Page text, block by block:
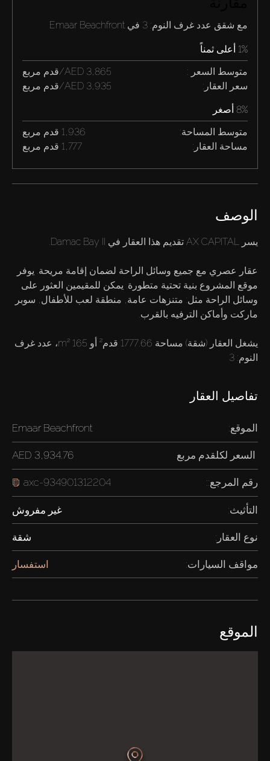
مع شقق عدد غرف النوم: 3 في Emaar Beachfront
1% أعلى ثمناً
متوسط السعر :
3,865 AED/قدم مربع
سعر العقار:
3,935 AED/قدم مربع
8% أصغر
متوسط المساحة:
1,936 قدم مربع
مساحة العقار:
1,777 قدم مربع
الوصف
عقار عصري مع جميع وسائل الراحة لضمان إقامة مريحة. يوفر
موقع المشروع بنية تحتية متطورة. يمكن للمقيمين العثور على
وسائل الراحة مثل: متنزهات عامة, منطقة لعب للأطفال, سوبر
يشغل العقار (شقة) مساحة 1777.66 قدم² أو 165 m²، عدد غرف
النوم: 3
تفاصيل العقار
الموقع: Emaar Beachfront
السعر لكلقدم مربع 3,934.76 AED
رقم المرجع:: axc-934901312204
التأثيث: غير مفروش
نوع العقار: شقة
مواقف السيارات: استفسار
الموقع